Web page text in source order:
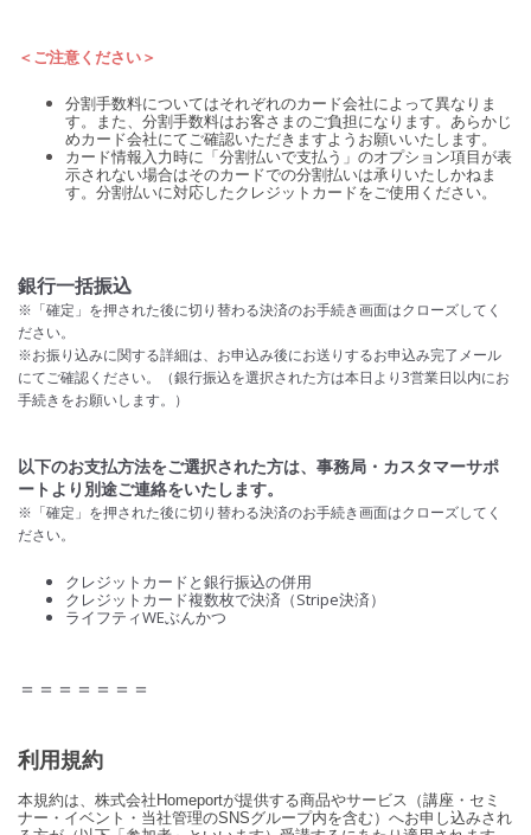
＜ご注意ください＞
分割手数料についてはそれぞれのカード会社によって異なりま
す。また、分割手数料はお客さまのご負担になります。あらかじ
めカード会社にてご確認いただきますようお願いいたします。
カード情報入力時に「分割払いで支払う」のオプション項目が表
示されない場合はそのカードでの分割払いは承りいたしかねま
す。分割払いに対応したクレジットカードをご使用ください。
銀行一括振込
※「確定」を押された後に切り替わる決済のお手続き画面はクローズしてく
ださい。
※お振り込みに関する詳細は、お申込み後にお送りするお申込み完了メール
にてご確認ください。（銀行振込を選択された方は本日より3営業日以内にお
手続きをお願いします。）
以下のお支払方法をご選択された方は、事務局・カスタマーサポ
ートより別途ご連絡をいたします。
※「確定」を押された後に切り替わる決済のお手続き画面はクローズしてく
ださい。
クレジットカードと銀行振込の併用
クレジットカード複数枚で決済（Stripe決済）
ライフティWEぶんかつ
＝＝＝＝＝＝＝
利用規約
本規約は、株式会社Homeportが提供する商品やサービス（講座・セミ
ナー・イベント・当社管理のSNSグループ内を含む）へお申し込みされ